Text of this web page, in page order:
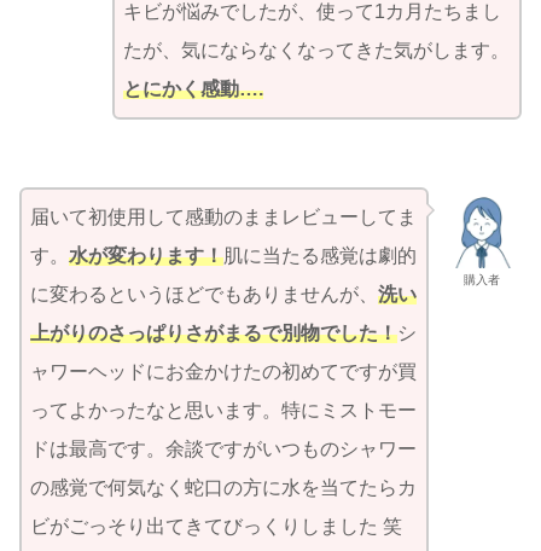
キビが悩みでしたが、使って1カ月たちまし
たが、気にならなくなってきた気がします。
とにかく感動….
購入者
届いて初使用して感動のままレビューしてま
す。 水が変わります！肌に当たる感覚は劇的
に変わるというほどでもありませんが、 洗い
上がりのさっぱりさがまるで別物でした！シ
ャワーヘッドにお金かけたの初めてですが買
ってよかったなと思います。特にミストモー
ドは最高です。余談ですがいつものシャワー
の感覚で何気なく蛇口の方に水を当てたらカ
ビがごっそり出てきてびっくりしました 笑